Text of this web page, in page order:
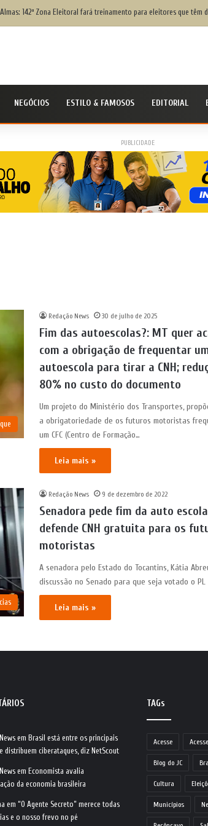
142ª Zona Eleitoral fará treinamento para eleitores que
NEGÓCIOS ESTILO & FAMOSOS EDITORIAL
PUBLICIDADE
Redação News 30 de julho de 2025
Fim das autoescolas?: MT quer
com a obrigação de frequentar
autoescola para tirar a CNH;
80% no custo do documento
Um projeto do Ministério dos Transportes,
a obrigatoriedade de os futuros motoristas
um CFC (Centro de Formação…
Leia mais »
Redação News 9 de dezembro de 2022
Senadora pede fim da auto
defende CNH gratuita para os
motoristas
A senadora pelo Estado do Tocantins, Kátia
discussão no Senado para que seja votado o PL
Leia mais »
em Brasil está entre os principais
distribuem ciberataques, diz NetScout
em Economista avalia
da economia brasileira
em“O Agente Secreto” merece todas
e o nosso frevo no pé
TAGs
Acesse
Blog do JC
Cultura
Municípios